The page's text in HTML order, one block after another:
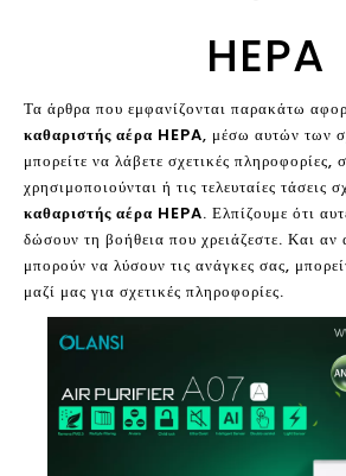
HEPA
Τα άρθρα που εμφανίζονται παρακάτω
καθαριστής αέρα HEPA, μέσω αυτών των
μπορείτε να λάβετε σχετικές πληροφορίες,
χρησιμοποιούνται ή τις τελευταίες τάσεις
καθαριστής αέρα HEPA. Ελπίζουμε ότι
δώσουν τη βοήθεια που χρειάζεστε. Και αν
μπορούν να λύσουν τις ανάγκες σας,
μαζί μας για σχετικές πληροφορίες.